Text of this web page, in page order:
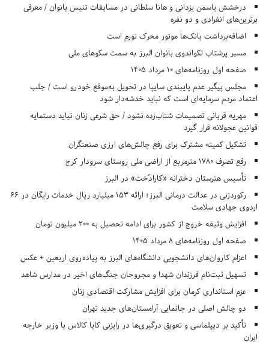
درخشش یاسمن یزدانی و هانا سلطانی در مسابقات تنیس بانوان / معرفی
برترین‌های انفرادی و دو نفره
اضافه‌برداشت بانک‌ها موتور محرک تورم است
مسیر پرشتاب تکواندوی بانوان البرز به سمت سکوهای ملی
صفحه اول روزنامه‌های 10 مرداد 1405
مجلس پیگیر عدم پایبندی سایپا در تحویل به‌موقع خودرو است / جلب
اعتماد مردم سرمایه‌ای است که نباید خدشه‌دار شود
مهریه قربانی تصمیمات شتاب‌زده نشود / حق شرعی زنان نباید دستمایه
قوانین عجولانه قرار گیرد
تشکیل کمیته مشترک برای رفع چالش‌های ارزی صنعتگران
رفع تصرف ۱۷۸۰ مترمربع از اراضی ملی روستای سرودار کرج
تأسیس هنرستان دخترانه «کارادُخت» در البرز
رکوردزنی در عدالت درمانی البرز؛ ارائه ۱۵۳ میلیارد ریال خدمات رایگان در ۶۶
اردوی جهادی سلامت
افزایش وثیقه خروج از کشور برای ادامه تحصیل به ۲۰۰ میلیون تومان
صفحه اول روزنامه‌های 8 مرداد 1405
اعزام کاروان‌های دانشجویی دانشگاه‌های البرز به پیاده‌روی اربعین + عکس
تسهیل ثبت‌نام فرزندان شهدا و مجروحان جنگ‌های اخیر در مدارس شاهد
عزم استانداری کرمان برای افزایش مشارکت اقتصادی زنان
دو چالش اصلی در جانمایی آرامستان‌های جدید تهران
تأکید بر دیپلماسی و تعویق درگیری‌ها در رایزنی کایا کالاس با وزیر خارجه
ایران